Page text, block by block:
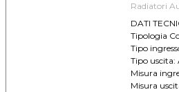
Radiatori
DATI
Tipologia
Tipo
Tipo uscita:
Misura
Misura